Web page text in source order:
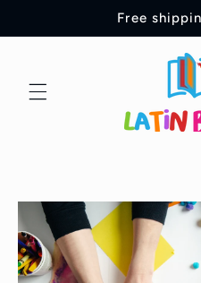
al contenido
Free